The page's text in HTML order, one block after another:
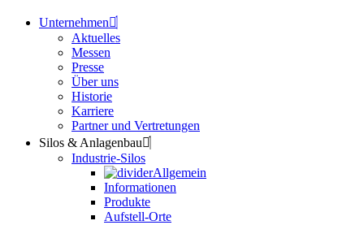
Unternehmen
Aktuelles
Messen
Presse
Über uns
Historie
Karriere
Partner und Vertretungen
Silos & Anlagenbau
Industrie-Silos
Allgemein
Informationen
Produkte
Aufstell-Orte